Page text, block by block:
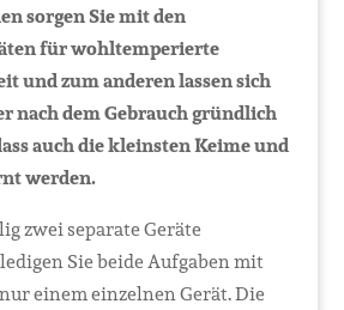
sorgen Sie mit den
für wohltemperierte
und zum anderen lassen sich
nach dem Gebrauch gründlich
auch die kleinsten Keime und
werden.
zwei separate Geräte
Sie beide Aufgaben mit
einem einzelnen Gerät. Die